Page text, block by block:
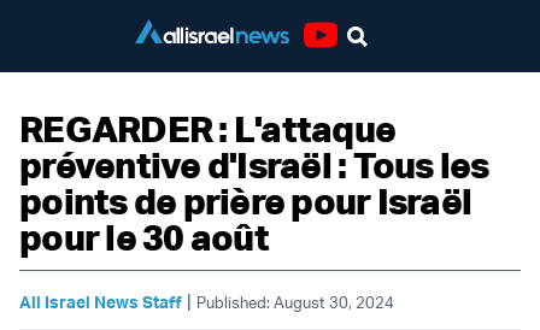
REGARDER : L'attaque
préventive d'Israël : Tous les
points de prière pour Israël
pour le 30 août
All Israel News Staff | Published: August 30, 2024